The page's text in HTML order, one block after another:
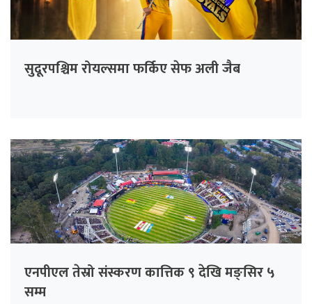
सुदूरपश्चिम रोयल्समा फर्किए सेफ अली जैब
एनपीएल तेस्रो संस्करण कात्तिक ९ देखि मङ्सिर ५
सम्म